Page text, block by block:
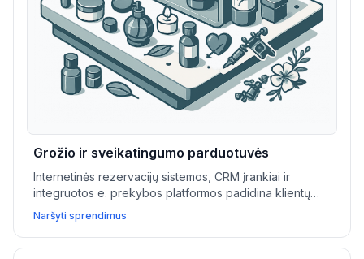
Grožio ir sveikatingumo parduotuvės
Internetinės rezervacijų sistemos, CRM įrankiai ir
integruotos e. prekybos platformos padidina klientų
lojalumą, supaprastina paslaugų valdymą ir skatina
grožio bei sveikatingumo verslų plėtrą.
Naršyti sprendimus